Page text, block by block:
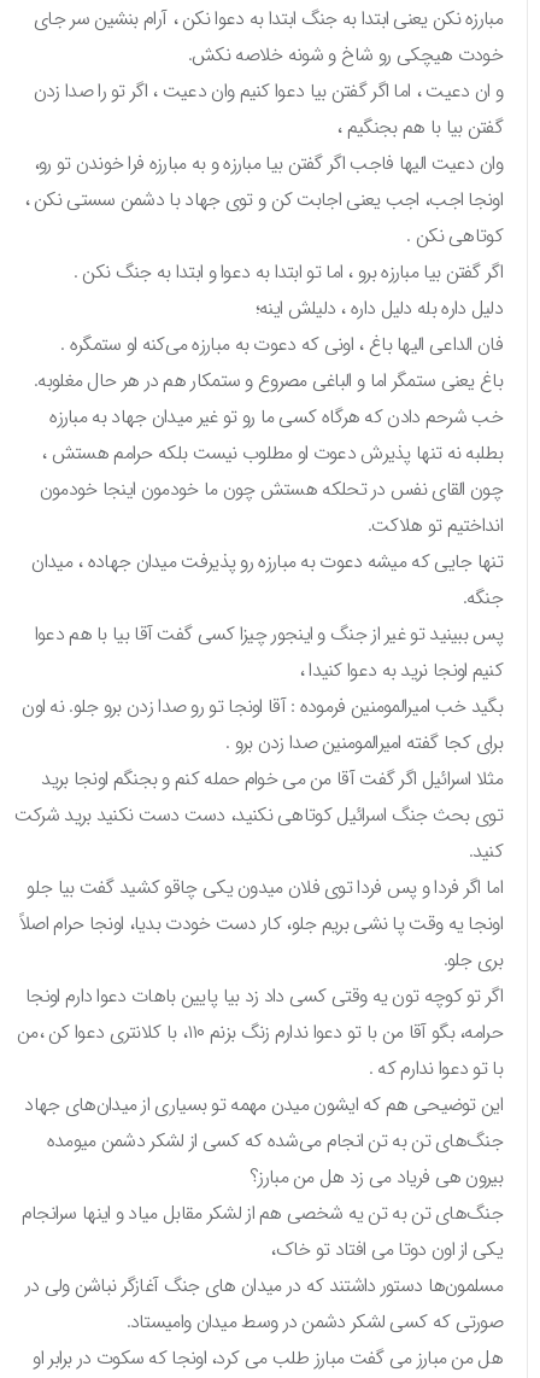
مبارزه نکن یعنی ابتدا به جنگ ابتدا به دعوا نکن ، آرام بنشین سر جای
خودت هیچکی رو شاخ و شونه خلاصه نکش.
و ان دعیت ، اما اگر گفتن بیا دعوا کنیم وان دعیت ، اگر تو را صدا زدن
گفتن بیا با هم بجنگیم ،
وان دعیت الیها فاجب اگر گفتن بیا مبارزه و به مبارزه فرا خوندن تو رو،
اونجا اجب، اجب یعنی اجابت کن و توی جهاد با دشمن سستی نکن ،
کوتاهی نکن .
اگر گفتن بیا مبارزه برو ، اما تو ابتدا به دعوا و ابتدا به جنگ‌ نکن .
دلیل داره بله دلیل داره ، دلیلش اینه؛
فان الداعی الیها باغ ، اونی که دعوت به مبارزه می‌کنه او ستمگره .
باغ یعنی ستمگر اما و الباغی مصروع و ستمکار هم در هر حال مغلوبه.
خب شرحم دادن که هرگاه کسی ما رو تو غیر میدان جهاد به مبارزه
بطلبه نه تنها پذیرش دعوت او مطلوب نیست بلکه حرامم هستش ،
چون القای نفس در تحلکه هستش چون ما خودمون اینجا خودمون
انداختیم تو هلاکت.
تنها جایی که میشه دعوت به مبارزه رو پذیرفت میدان جهاده ، میدان
جنگه.
پس ببینید تو غیر از جنگ و اینجور چیزا کسی گفت آقا بیا با هم دعوا
کنیم اونجا نرید به دعوا کنیدا ،
بگید خب امیرالمومنین فرموده : آقا اونجا تو رو صدا زدن برو جلو. نه اون
برای کجا گفته امیرالمومنین صدا زدن برو .
مثلا اسرائیل اگر گفت آقا من می خوام حمله کنم و بجنگم اونجا برید
توی بحث جنگ‌ اسرائیل کوتاهی نکنید، دست دست نکنید برید شرکت
کنید.
اما اگر فردا و پس فردا توی فلان میدون یکی چاقو کشید گفت بیا جلو
اونجا یه وقت پا نشی بریم جلو، کار دست خودت بدیا، اونجا حرام اصلاً
بری جلو.
اگر تو کوچه تون یه وقتی کسی داد زد بیا پایین باهات دعوا دارم اونجا
حرامه، بگو آقا من با تو دعوا ندارم زنگ بزنم ۱۱۰، با کلانتری دعوا کن ،من
با تو دعوا ندارم که .
این توضیحی هم که ایشون میدن مهمه تو بسیاری از میدان‌های جهاد
جنگ‌های تن به تن انجام می‌شده که کسی از لشکر دشمن میومده
بیرون هی فریاد می زد هل من مبارز؟
جنگ‌های تن به تن یه شخصی هم از لشکر مقابل میاد و اینها سرانجام
یکی از اون دوتا می افتاد تو خاک،
مسلمون‌ها دستور داشتند که در میدان های جنگ‌ آغازگر نباشن ولی در
صورتی که کسی لشکر دشمن در وسط میدان وامیستاد.
هل من مبارز می گفت مبارز طلب می کرد، اونجا که سکوت در برابر او